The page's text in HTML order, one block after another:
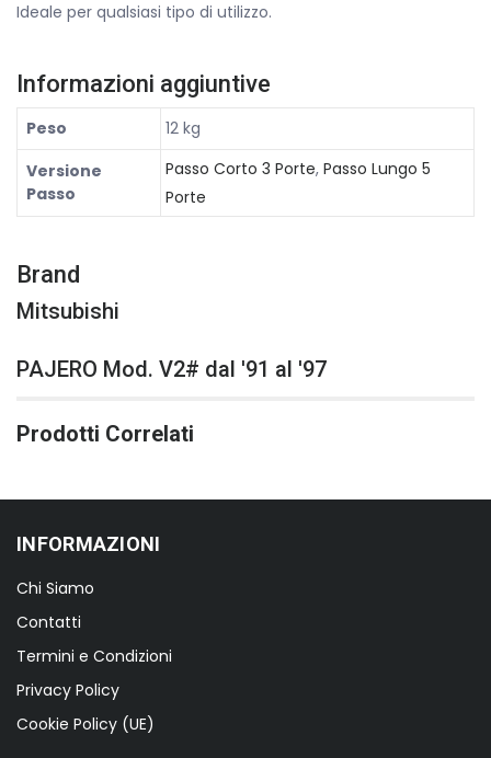
Ideale per qualsiasi tipo di utilizzo.
Informazioni aggiuntive
Peso
12 kg
Versione
Passo
Passo Corto 3 Porte, Passo Lungo 5
Porte
Brand
Mitsubishi
PAJERO Mod. V2# dal '91 al '97
Prodotti Correlati
INFORMAZIONI
Chi Siamo
Contatti
Termini e Condizioni
Privacy Policy
Cookie Policy (UE)